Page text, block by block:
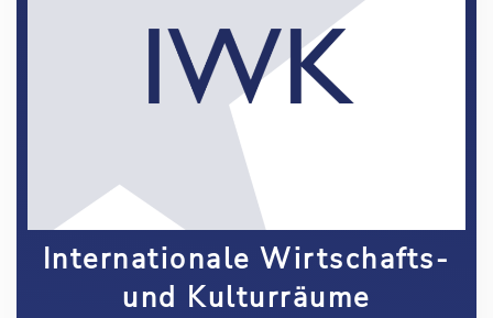
Internationale Wirtschafts-
und Kulturräume